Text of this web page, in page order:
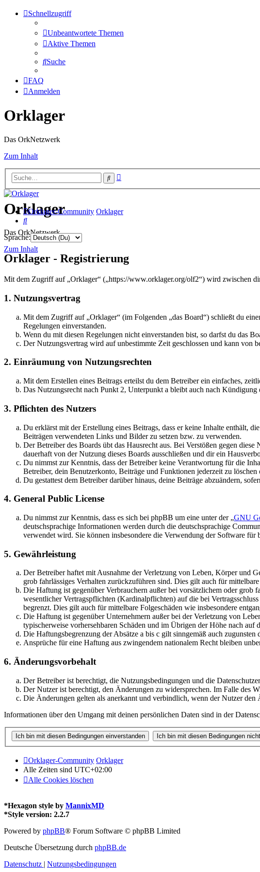
Schnellzugriff
Unbeantwortete Themen
Aktive Themen
Suche
FAQ
Anmelden
Orklager
Das OrkNetzwerk
Zum Inhalt
Suche
Orklager
Das OrkNetzwerk
Zum Inhalt
Orklager-Community Orklager
Suche
Sprache:
Orklager - Registrierung
Mit dem Zugriff auf „Orklager“ („https://www.orklager.org/olf2“) wird zwischen
1. Nutzungsvertrag
Mit dem Zugriff auf „Orklager“ (im Folgenden „das Board“) schließt du
Regelungen einverstanden.
Wenn du mit diesen Regelungen nicht einverstanden bist, so darfst du das
Der Nutzungsvertrag wird auf unbestimmte Zeit geschlossen und kann von
2. Einräumung von Nutzungsrechten
Mit dem Erstellen eines Beitrags erteilst du dem Betreiber ein einfaches,
Das Nutzungsrecht nach Punkt 2, Unterpunkt a bleibt auch nach Kündigung
3. Pflichten des Nutzers
Du erklärst mit der Erstellung eines Beitrags, dass er keine Inhalte enthält,
Beiträgen verwendeten Links und Bilder zu setzen bzw. zu verwenden.
Der Betreiber des Boards übt das Hausrecht aus. Bei Verstößen gegen
dauerhaft von der Nutzung dieses Boards ausschließen und dir ein
Du nimmst zur Kenntnis, dass der Betreiber keine Verantwortung für die
Betreiber, dein Benutzerkonto, Beiträge und Funktionen jederzeit zu löschen
Du gestattest dem Betreiber darüber hinaus, deine Beiträge abzuändern,
4. General Public License
Du nimmst zur Kenntnis, dass es sich bei phpBB um eine unter der „GNU
deutschsprachige Informationen werden durch die deutschsprachige
verwendet wird. Sie können insbesondere die Verwendung der Software
5. Gewährleistung
Der Betreiber haftet mit Ausnahme der Verletzung von Leben, Körper und
grob fahrlässiges Verhalten zurückzuführen sind. Dies gilt auch für
Die Haftung ist gegenüber Verbrauchern außer bei vorsätzlichem oder grob
wesentlicher Vertragspflichten (Kardinalpflichten) auf die bei
begrenzt. Dies gilt auch für mittelbare Folgeschäden wie insbesondere
Die Haftung ist gegenüber Unternehmern außer bei der Verletzung von
typischerweise vorhersehbaren Schäden und im Übrigen der Höhe nach
Die Haftungsbegrenzung der Absätze a bis c gilt sinngemäß auch
Ansprüche für eine Haftung aus zwingendem nationalem Recht bleiben
6. Änderungsvorbehalt
Der Betreiber ist berechtigt, die Nutzungsbedingungen und die
Der Nutzer ist berechtigt, den Änderungen zu widersprechen. Im Falle des
Die Änderungen gelten als anerkannt und verbindlich, wenn der Nutzer den
Informationen über den Umgang mit deinen persönlichen Daten sind in der
Orklager-Community Orklager
Alle Zeiten sind UTC+02:00
Alle Cookies löschen
*Hexagon style by MannixMD
*Style version: 2.2.7
Powered by phpBB® Forum Software © phpBB Limited
Deutsche Übersetzung durch phpBB.de
Datenschutz | Nutzungsbedingungen